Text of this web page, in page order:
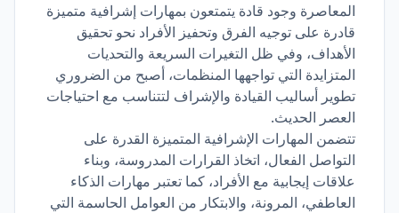
المعاصرة وجود قادة يتمتعون بمهارات إشرافية متميزة
قادرة على توجيه الفرق وتحفيز الأفراد نحو تحقيق
الأهداف، وفي ظل التغيرات السريعة والتحديات
المتزايدة التي تواجهها المنظمات، أصبح من الضروري
تطوير أساليب القيادة والإشراف لتتناسب مع احتياجات
العصر الحديث.
تتضمن المهارات الإشرافية المتميزة القدرة على
التواصل الفعال، اتخاذ القرارات المدروسة، وبناء
علاقات إيجابية مع الأفراد، كما تعتبر مهارات الذكاء
العاطفي، المرونة، والابتكار من العوامل الحاسمة التي